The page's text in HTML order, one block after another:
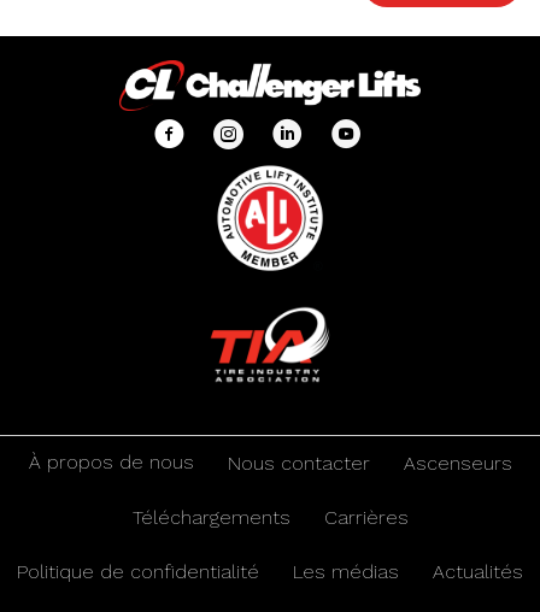
À propos de nous Nous contacter Ascenseurs
Téléchargements Carrières
Politique de confidentialité Les médias Actualités